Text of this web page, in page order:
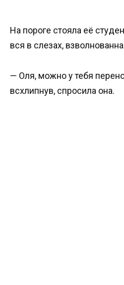
На пороге стояла её
вся в слезах,
— Оля, можно у тебя
всхлипнув, спросила она.